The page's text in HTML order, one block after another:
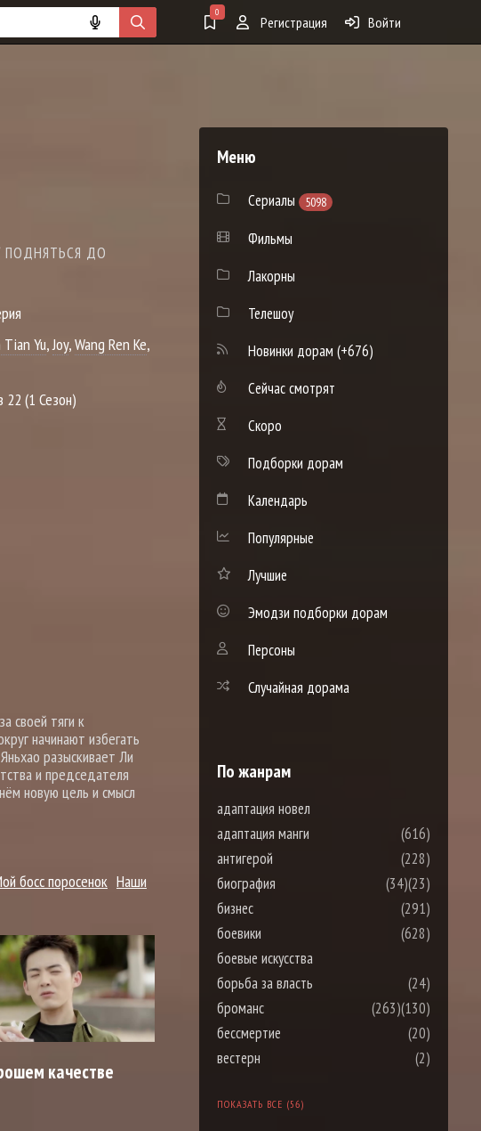
0
Регистрация Войти
ПОДНЯТЬСЯ ДО
Tian Yu,Joy,Wang Ren Ke,
22 (1 Сезон)
своей тяги к
начинают избегать
разыскивает Ли
и председателя
новую цель и смысл
босс поросенок Наши
качестве
Меню
Сериалы 5098
Фильмы
Лакорны
Телешоу
Новинки дорам (+676)
Сейчас смотрят
Скоро
Подборки дорам
Календарь
Популярные
Лучшие
Эмодзи подборки дорам
Персоны
Случайная дорама
По жанрам
адаптация новел
(616)
адаптация манги
(228)
антигерой
(23)
биография
(34)
бизнес
(291)
боевики
(628)
боевые искусства
(24)
борьба за власть
(130)
броманс
(263)
бессмертие
(20)
вестерн
(2)
ПОКАЗАТЬ ВСЕ (56)